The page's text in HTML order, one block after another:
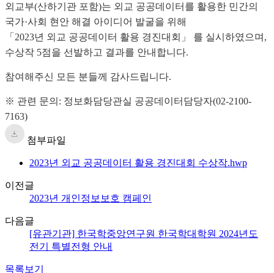
외교부(산하기관 포함)는 외교 공공데이터를 활용한 민간의
국가·사회 현안 해결 아이디어 발굴을 위해
「2023년 외교 공공데이터 활용 경진대회」 를 실시하였으며,
수상작 5점을 선발하고 결과를 안내합니다.
참여해주신 모든 분들께 감사드립니다.
※ 관련 문의: 정보화담당관실 공공데이터담당자(02-2100-
7163)
첨부파일
2023년 외교 공공데이터 활용 경진대회 수상작.hwp
이전글
2023년 개인정보보호 캠페인
다음글
[유관기관] 한국학중앙연구원 한국학대학원 2024년도
전기 특별전형 안내
목록보기